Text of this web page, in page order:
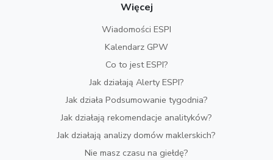
Więcej
Wiadomości ESPI
Kalendarz GPW
Co to jest ESPI?
Jak działają Alerty ESPI?
Jak działa Podsumowanie tygodnia?
Jak działają rekomendacje analityków?
Jak działają analizy domów maklerskich?
Nie masz czasu na giełdę?